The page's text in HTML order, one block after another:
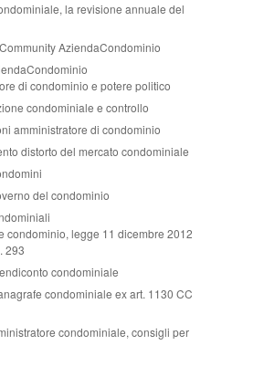
la revisione annuale del
AziendaCondominio
di condominio e potere politico
condominiale e controllo
amministratore di condominio
distorto del mercato condominiale
del condominio
condominio, legge 11 dicembre 2012
293
condominiale
condominiale ex art. 1130 CC
condominiale, consigli per